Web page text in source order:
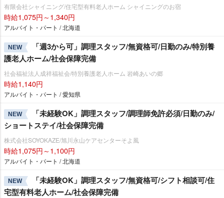
有限会社シャイニング/住宅型有料老人ホーム シャイニングのお宿
時給1,075円～1,340円
アルバイト・パート / 北海道
NEW
「週3から可」調理スタッフ/無資格可/日勤のみ/特別養
護老人ホーム/社会保障完備
社会福祉法人成祥福祉会/特別養護老人ホーム 岩崎あいの郷
時給1,140円
アルバイト・パート / 愛知県
NEW
「未経験OK」調理スタッフ/調理師免許必須/日勤のみ/
ショートステイ/社会保障完備
株式会社SOYOKAZE/旭川永山ケアセンターそよ風
時給1,075円～1,100円
アルバイト・パート / 北海道
NEW
「未経験OK」調理スタッフ/無資格可/シフト相談可/住
宅型有料老人ホーム/社会保障完備